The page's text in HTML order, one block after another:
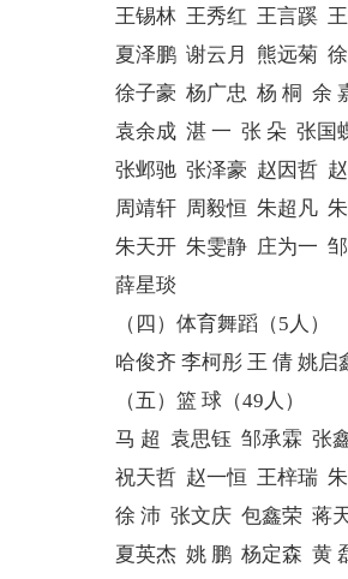
王锡林 王秀红 王言蹊
夏泽鹏 谢云月 熊远菊
徐子豪 杨广忠 杨 桐 余
袁余成 湛 一 张 朵 张国
张邺驰 张泽豪 赵因哲
周靖轩 周毅恒 朱超凡
朱天开 朱雯静 庄为一
薛星琰
（四）体育舞蹈（5人）
哈俊齐 李柯彤 王 倩 姚启
（五）篮 球（49人）
马 超 袁思钰 邹承霖 张
祝天哲 赵一恒 王梓瑞
徐 沛 张文庆 包鑫荣 蒋
夏英杰 姚 鹏 杨定森 黄